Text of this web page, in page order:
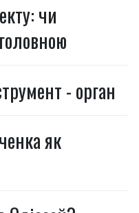
чи
- орган
як